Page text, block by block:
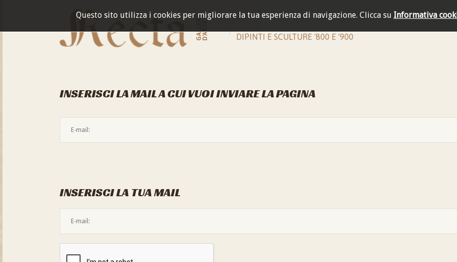
Questo sito utilizza i cookies per migliorare la tua esperienza di navigazione. Clicca su Informativa
GALLERIAD'ARTE DIPINTI E SCULTURE '800 E '900
INSERISCI LA MAIL A CUI VUOI INVIARE LA PAGINA
INSERISCI LA TUA MAIL